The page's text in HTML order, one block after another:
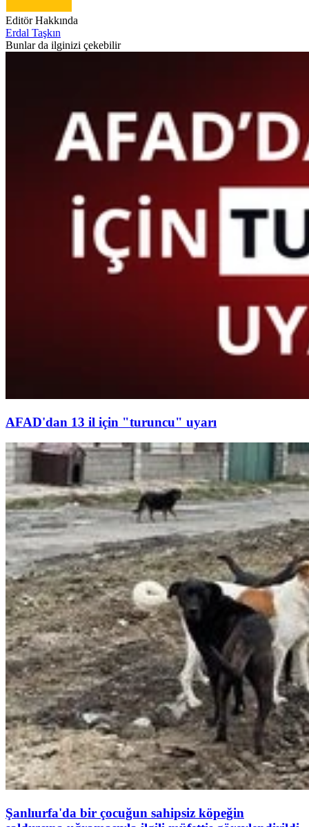
Editör Hakkında
Erdal Taşkın
Bunlar da ilginizi çekebilir
AFAD'dan 13 il için "turuncu" uyarı
Şanlıurfa'da bir çocuğun sahipsiz köpeğin